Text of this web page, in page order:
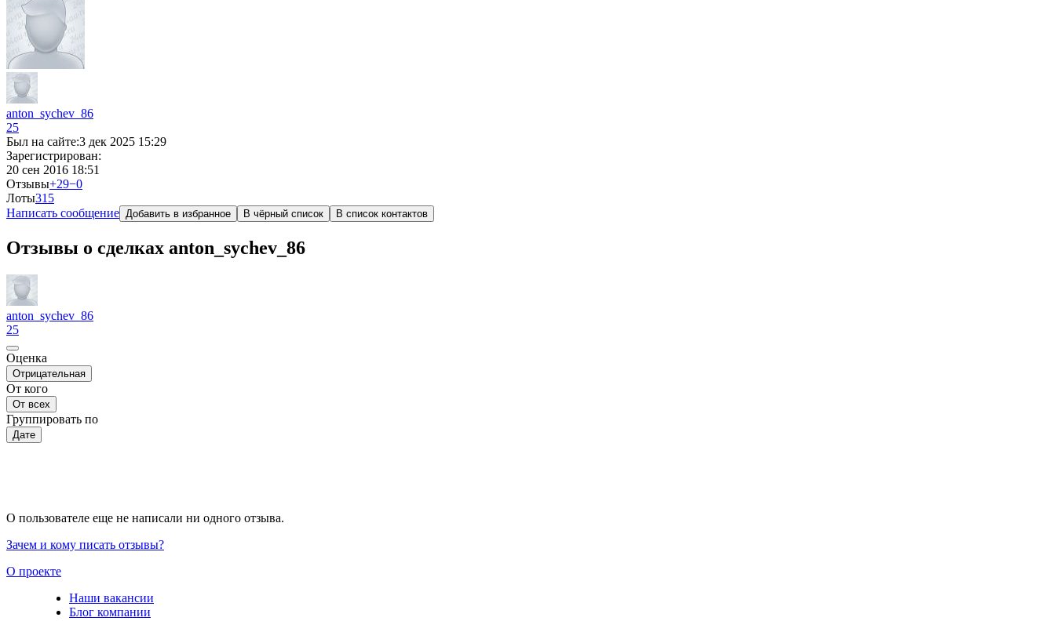
anton_sychev_86
25
Был на сайте:3 дек 2025 15:29
Зарегистрирован:
20 сен 2016 18:51
Отзывы+29−0
Лоты315
Написать сообщение Добавить в избранное В чёрный список В список контактов
Отзывы о сделках anton_sychev_86
anton_sychev_86
25
Оценка
Отрицательная
От кого
От всех
Группировать по
Дате
О пользователе еще не написали ни одного отзыва.
Зачем и кому писать отзывы?
О проекте
Наши вакансии
Блог компании